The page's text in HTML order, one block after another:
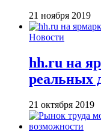
21 ноября 2019
Новости
hh.ru на
реальных
21 октября 2019